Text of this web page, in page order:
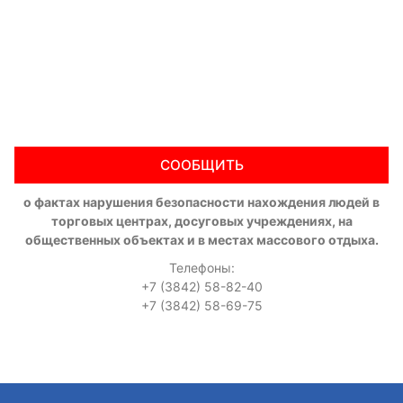
СООБЩИТЬ
о фактах нарушения безопасности нахождения людей в
торговых центрах, досуговых учреждениях, на
общественных объектах и в местах массового отдыха.
Телефоны:
+7 (3842) 58-82-40
+7 (3842) 58-69-75